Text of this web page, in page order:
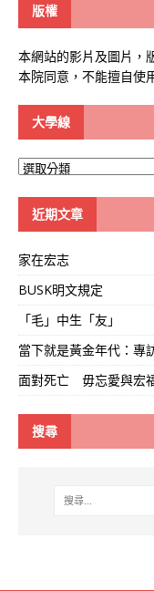
版權
本網站的影片及圖片，
本院同意，不能擅自使
大學線
大
近期文章
家在宏志
BUSK明文規定
「毛」中生「友」
當下就是黃金年代：專
面對死亡 毋忘愛與宏
搜尋